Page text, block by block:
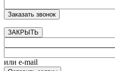
ЗАКРЫТЬ
или e-mail